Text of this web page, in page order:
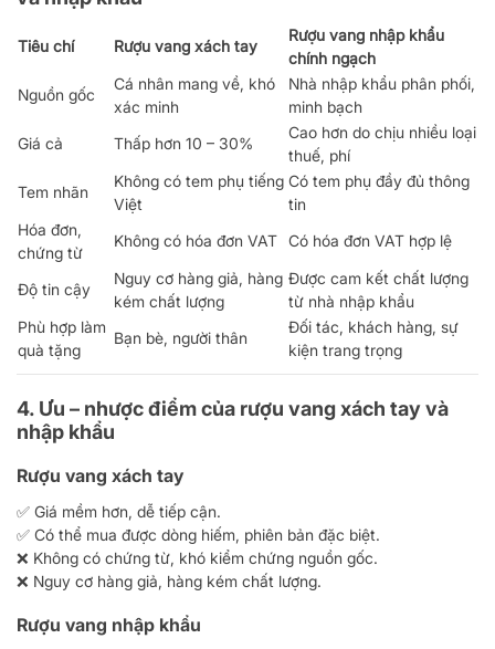
Tiêu chí Rượu vang xách tay
Rượu vang nhập khẩu
chính ngạch
Nguồn gốc
Cá nhân mang về, khó
xác minh
Nhà nhập khẩu phân phối,
minh bạch
Giá cả
Thấp hơn 10 – 30%
Cao hơn do chịu nhiều loại
thuế, phí
Tem nhãn
Không có tem phụ tiếng
Việt
Có tem phụ đầy đủ thông
tin
Hóa đơn,
chứng từ
Không có hóa đơn VAT Có hóa đơn VAT hợp lệ
Độ tin cậy
Nguy cơ hàng giả, hàng
kém chất lượng
Được cam kết chất lượng
từ nhà nhập khẩu
Phù hợp làm
quà tặng
Bạn bè, người thân
Đối tác, khách hàng, sự
kiện trang trọng
4. Ưu – nhược điểm của rượu vang xách tay và
nhập khẩu
Rượu vang xách tay
✅ Giá mềm hơn, dễ tiếp cận.
✅ Có thể mua được dòng hiếm, phiên bản đặc biệt.
❌ Không có chứng từ, khó kiểm chứng nguồn gốc.
❌ Nguy cơ hàng giả, hàng kém chất lượng.
Rượu vang nhập khẩu